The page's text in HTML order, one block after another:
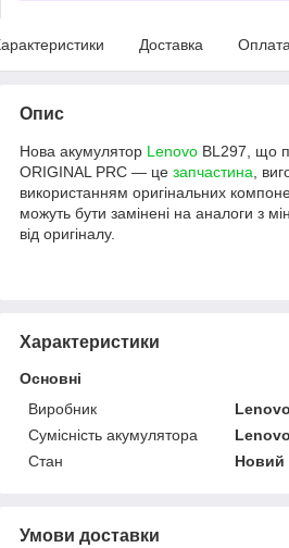
Доставка Оплата
Опис
Нова акумулятор Lenovo BL297, що
ORIGINAL PRC — це запчастина ,
використанням оригінальних
можуть бути замінені на аналоги з
від оригіналу.
Характеристики
Основні
Виробник
Lenovo
Сумісність акумулятора
Lenovo
Стан
Новий
Умови доставки